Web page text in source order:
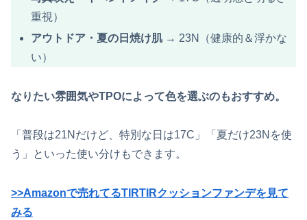
重視）
アウトドア・夏の日焼け肌→ 23N（健康的＆浮かな
い）
なりたい雰囲気やTPOによって色を選ぶのもおすすめ。
「普段は21Nだけど、特別な日は17C」「夏だけ23Nを使
う」といった使い分けもできます。
>>Amazonで売れてるTIRTIRクッションファンデを見て
みる